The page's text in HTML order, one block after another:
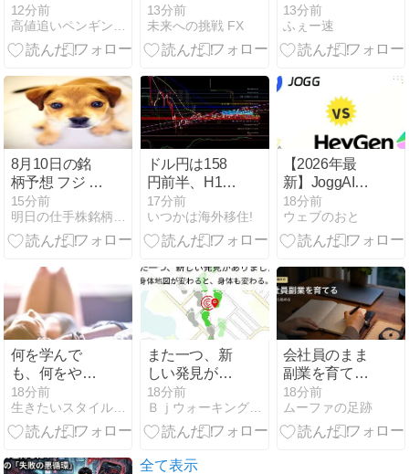
8月7日の気に
なった銘柄
12分前
高値追いペンギンの観測所
13分前
未来への挑戦 FX
るのに給料13
万しかなくて
詰んでる
13分前
ふぇー速
8月10日の銘
柄予想 フジ 〇
ラ に注目！
【5803】
15分前
明日の仕手株銘柄予想！
ドル円は158
円前半、H1で
方向感乏しい
AIテクニカル
分析｜2026年
新
17分前
いつかは海外移住!
【2026年最
新】JoggAIと
HeyGenの違
いを徹底比較!
おすすめはど
18分前
ウェブのおと
何を学んで
も、何をやっ
ても最後だけ
変わらない理
由
18分前
生きたいスタイルを思いのままにする新次元カウンセリング
また一つ、新
しい発見があ
りました。
18分前
ＢｊウォーキングスクールＮｏｒｉｋｏ日記
会社員のまま
副業を育てる
には。50代の
私が週1枠で
小さく試す手
18分前
ムーファの足跡
全て表示